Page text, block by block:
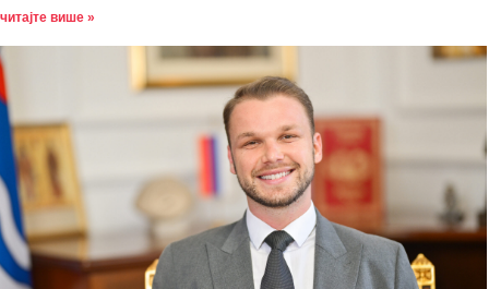
више »